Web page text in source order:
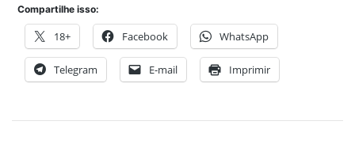
Compartilhe isso:
18+ Facebook WhatsApp
Telegram E-mail Imprimir